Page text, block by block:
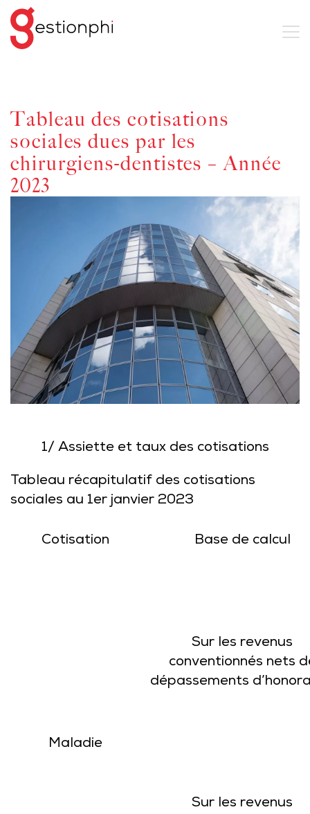
Tableau des cotisations
sociales dues par les
chirurgiens-dentistes – Année
2023
1/ Assiette et taux des cotisations
Tableau récapitulatif des cotisations
sociales au 1er janvier 2023
Cotisation Base de calcul
Maladie
Sur les revenus
conventionnés nets
dépassements
Sur les revenus